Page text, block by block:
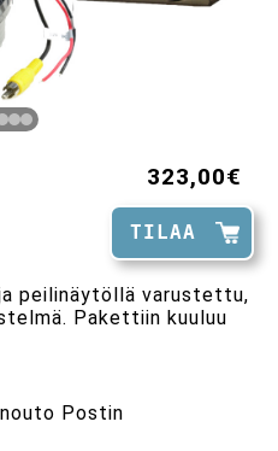
323,00€
TILAA
peilinäytöllä varustettu,
Pakettiin kuuluu
Postin